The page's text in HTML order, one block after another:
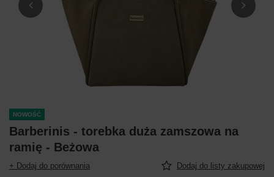
NOWOŚĆ
Barberinis - torebka duża zamszowa na
ramię - Beżowa
+ Dodaj do porównania Dodaj do listy zakupowej